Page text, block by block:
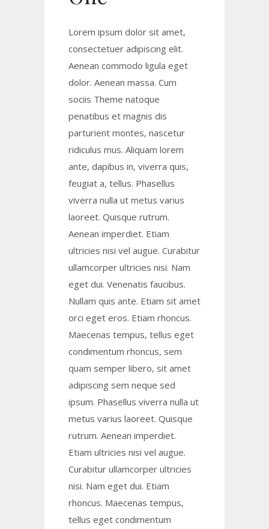
Lorem ipsum dolor sit amet,
consectetuer adipiscing elit.
Aenean commodo ligula eget
dolor. Aenean massa. Cum
sociis Theme natoque
penatibus et magnis dis
parturient montes, nascetur
ridiculus mus. Aliquam lorem
ante, dapibus in, viverra quis,
feugiat a, tellus. Phasellus
viverra nulla ut metus varius
laoreet. Quisque rutrum.
Aenean imperdiet. Etiam
ultricies nisi vel augue. Curabitur
ullamcorper ultricies nisi. Nam
eget dui. Venenatis faucibus.
Nullam quis ante. Etiam sit amet
orci eget eros. Etiam rhoncus.
Maecenas tempus, tellus eget
condimentum rhoncus, sem
quam semper libero, sit amet
adipiscing sem neque sed
ipsum. Phasellus viverra nulla ut
metus varius laoreet. Quisque
rutrum. Aenean imperdiet.
Etiam ultricies nisi vel augue.
Curabitur ullamcorper ultricies
nisi. Nam eget dui. Etiam
rhoncus. Maecenas tempus,
tellus eget condimentum